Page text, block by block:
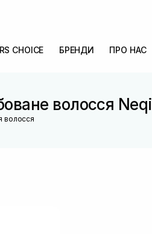
CHOICE БРЕНДИ ПРО НАС
волосся Neqi
волосся